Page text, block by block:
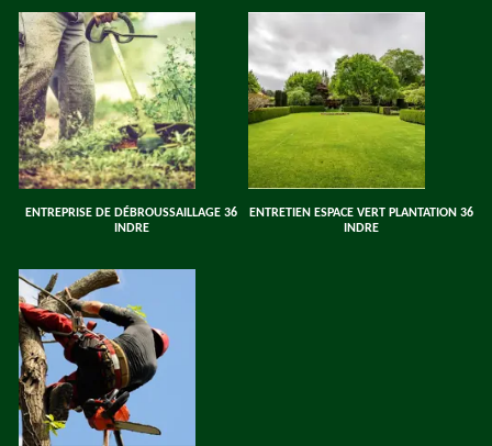
ENTREPRISE DE DÉBROUSSAILLAGE 36
INDRE
ENTRETIEN ESPACE VERT PLANTATION 36
INDRE